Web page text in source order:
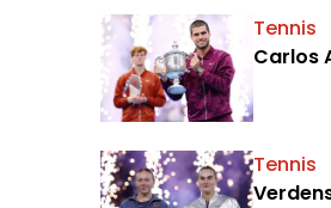
Tennis
Carlos
Tennis